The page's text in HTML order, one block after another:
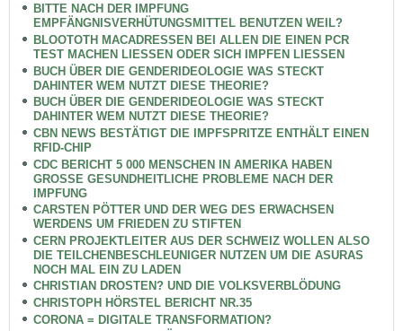
BITTE NACH DER IMPFUNG
EMPFÄNGNISVERHÜTUNGSMITTEL BENUTZEN WEIL?
BLOOTOTH MACADRESSEN BEI ALLEN DIE EINEN PCR
TEST MACHEN LIESSEN ODER SICH IMPFEN LIESSEN
BUCH ÜBER DIE GENDERIDEOLOGIE WAS STECKT
DAHINTER WEM NUTZT DIESE THEORIE?
BUCH ÜBER DIE GENDERIDEOLOGIE WAS STECKT
DAHINTER WEM NUTZT DIESE THEORIE?
CBN NEWS BESTÄTIGT DIE IMPFSPRITZE ENTHÄLT EINEN
RFID-CHIP
CDC BERICHT 5 000 MENSCHEN IN AMERIKA HABEN
GROSSE GESUNDHEITLICHE PROBLEME NACH DER
IMPFUNG
CARSTEN PÖTTER UND DER WEG DES ERWACHSEN
WERDENS UM FRIEDEN ZU STIFTEN
CERN PROJEKTLEITER AUS DER SCHWEIZ WOLLEN ALSO
DIE TEILCHENBESCHLEUNIGER NUTZEN UM DIE ASURAS
NOCH MAL EIN ZU LADEN
CHRISTIAN DROSTEN? UND DIE VOLKSVERBLÖDUNG
CHRISTOPH HÖRSTEL BERICHT NR.35
CORONA = DIGITALE TRANSFORMATION?